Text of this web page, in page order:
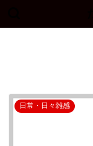
日常・日々雑感